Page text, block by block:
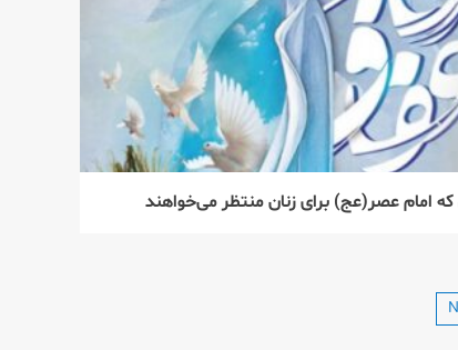
امام عصر(عج) برای زنان منتظر می‌خواهند